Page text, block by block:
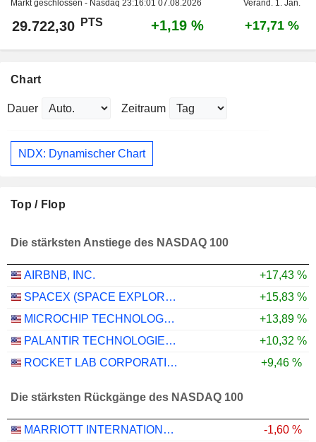
Markt geschlossen - Nasdaq 23:16:01 07.08.2026 Veränd. 1. Jan.
29.722,30 PTS +1,19 % +17,71 %
Chart
Dauer Zeitraum
NDX: Dynamischer Chart
Top / Flop
Die stärksten Anstiege des NASDAQ 100
AIRBNB, INC.
+17,43 %
SPACEX (SPACE EXPLORATION TECHNOLOGIES)
+15,83 %
MICROCHIP TECHNOLOGY INCORPORATED
+13,89 %
PALANTIR TECHNOLOGIES INC.
+10,32 %
ROCKET LAB CORPORATION
+9,46 %
Die stärksten Rückgänge des NASDAQ 100
MARRIOTT INTERNATIONAL, INC.
-1,60 %